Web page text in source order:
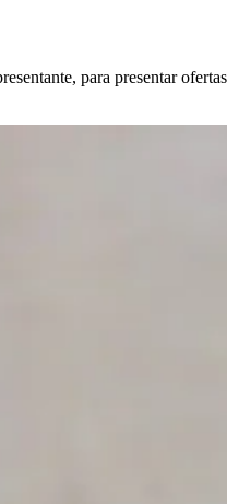
para presentar